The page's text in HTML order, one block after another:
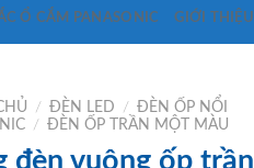
Ổ CẮM PANASONIC GIỚI THIỆU
/ ĐÈN LED / ĐÈN ỐP NỔI
/ ĐÈN ỐP TRẦN MỘT MÀU
đèn vuông ốp trần